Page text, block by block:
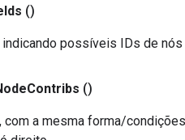
Ids ()
possíveis IDs de
Contribs ()
com a mesma forma/